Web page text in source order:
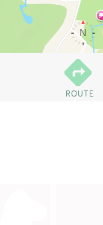
ROUTE